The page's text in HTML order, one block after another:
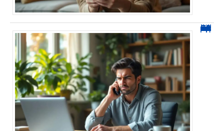
0270 spam : reconnaître ces appels et les bloquer sans erreur